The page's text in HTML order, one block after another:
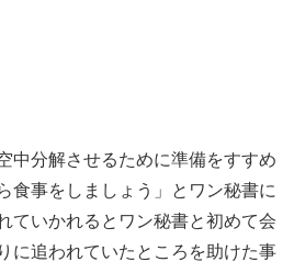
中分解させるために準備をすすめ
食事をしましょう」とワン秘書に
ていかれるとワン秘書と初めて会
に追われていたところを助けた事